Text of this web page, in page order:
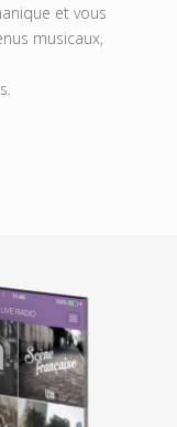
et vous
musicaux,